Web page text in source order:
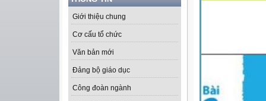
Giới thiệu chung
Cơ cấu tổ chức
Văn bản mới
Đảng bộ giáo dục
Công đoàn ngành